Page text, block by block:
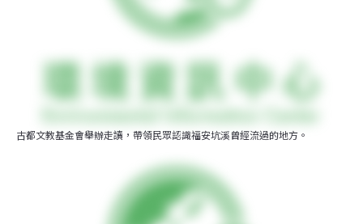
古都文教基金會舉辦走讀，帶領民眾認識福安坑溪曾經流過的地方。